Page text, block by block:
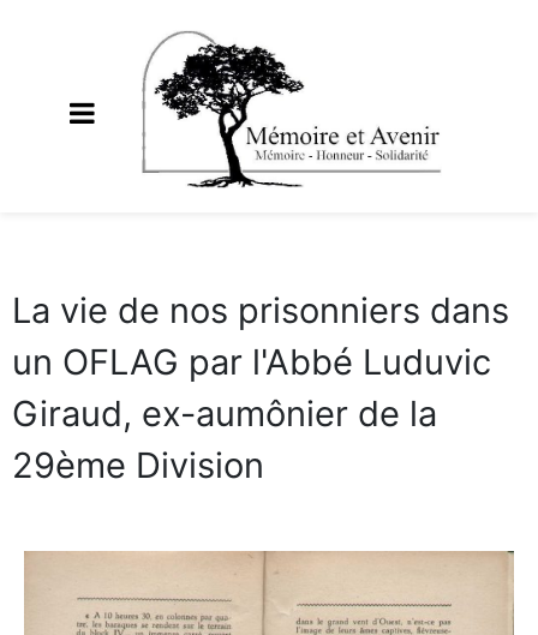
La vie de nos prisonniers dans
un OFLAG par l'Abbé Luduvic
Giraud, ex-aumônier de la
29ème Division